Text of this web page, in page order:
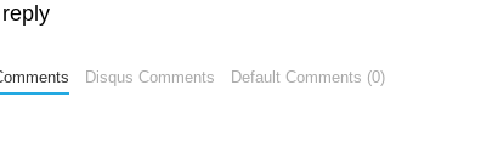
Disqus Comments Default Comments (0)